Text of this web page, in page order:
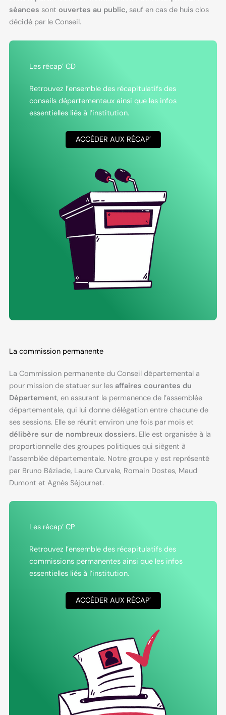
séances sont ouvertes au public, sauf en cas de huis clos
décidé par le Conseil.
Les récap’ CD
Retrouvez l’ensemble des récapitulatifs des
conseils départementaux ainsi que les infos
essentielles liés à l’institution.
ACCÉDER AUX RÉCAP’
La commission permanente
La Commission permanente du Conseil départemental a
pour mission de statuer sur les affaires courantes du
Département, en assurant la permanence de l’assemblée
départementale, qui lui donne délégation entre chacune de
ses sessions. Elle se réunit environ une fois par mois et
délibère sur de nombreux dossiers.Elle est organisée à la
proportionnelle des groupes politiques qui siègent à
l’assemblée départementale. Notre groupe y est représenté
par Bruno Béziade, Laure Curvale, Romain Dostes, Maud
Dumont et Agnès Séjournet.
Les récap’ CP
Retrouvez l’ensemble des récapitulatifs des
commissions permanentes ainsi que les infos
essentielles liés à l’institution.
ACCÉDER AUX RÉCAP’